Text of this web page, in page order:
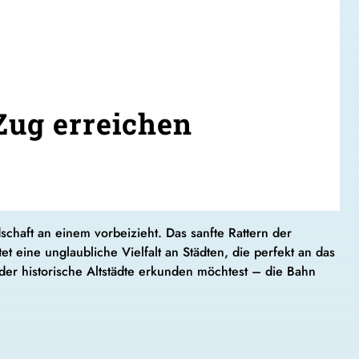
erreichen
an einem vorbeizieht. Das sanfte Rattern der
eine unglaubliche Vielfalt an Städten, die perfekt an das
historische Altstädte erkunden möchtest – die Bahn